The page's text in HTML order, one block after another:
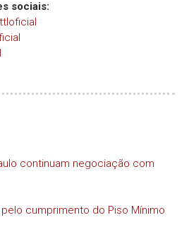
sociais:
continuam negociação com
cumprimento do Piso Mínimo